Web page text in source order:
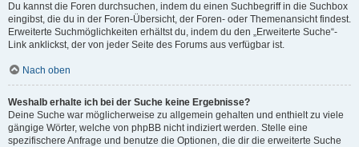
Du kannst die Foren durchsuchen, indem du einen Suchbegriff in die Suchbox
eingibst, die du in der Foren-Übersicht, der Foren- oder Themenansicht findest.
Erweiterte Suchmöglichkeiten erhältst du, indem du den „Erweiterte Suche“-
Link anklickst, der von jeder Seite des Forums aus verfügbar ist.
Nach oben
Weshalb erhalte ich bei der Suche keine Ergebnisse?
Deine Suche war möglicherweise zu allgemein gehalten und enthielt zu viele
gängige Wörter, welche von phpBB nicht indiziert werden. Stelle eine
spezifischere Anfrage und benutze die Optionen, die dir die erweiterte Suche